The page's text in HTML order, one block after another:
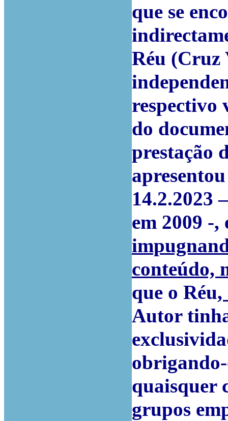
que se
Réu (Cruz
respectivo
do
prestação
14.2.2023
em 2009 -,
conteúdo,
que o Réu,
Autor
quaisquer
grupos